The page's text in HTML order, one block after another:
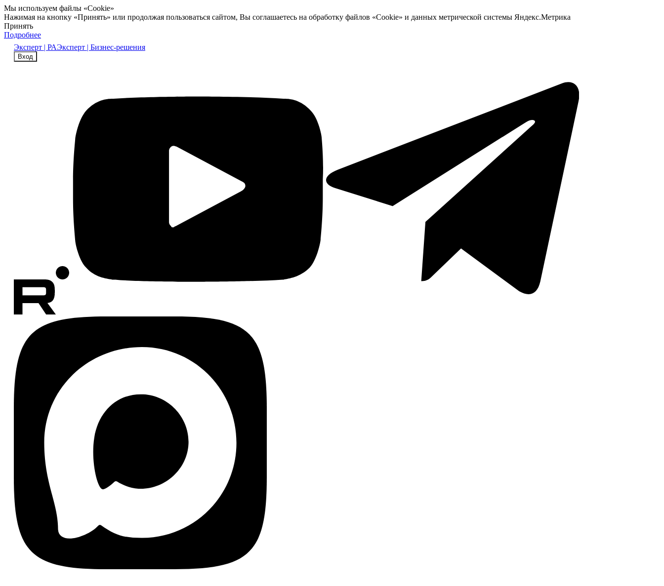
Мы используем файлы «Cookie»
Нажимая на кнопку «Принять» или продолжая пользоваться сайтом, Вы соглашаетесь на обработку файлов «Cookie» и данных метрической системы Яндекс.Метрика
Принять
Подробнее
Эксперт | РАЭксперт | Бизнес-решения
Вход